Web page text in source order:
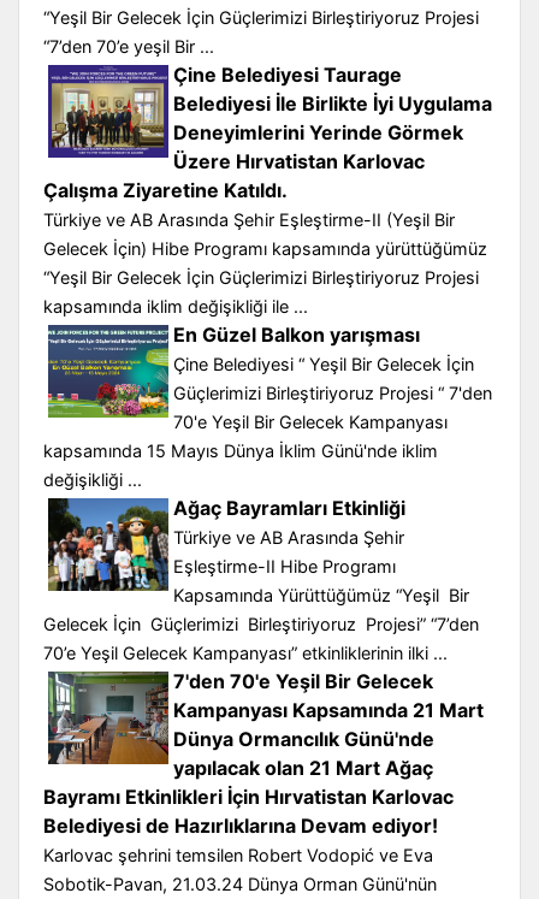
“Yeşil Bir Gelecek İçin Güçlerimizi Birleştiriyoruz Projesi
“7’den 70’e yeşil Bir ...
Çine Belediyesi Taurage
Belediyesi İle Birlikte İyi Uygulama
Deneyimlerini Yerinde Görmek
Üzere Hırvatistan Karlovac
Çalışma Ziyaretine Katıldı.
Türkiye ve AB Arasında Şehir Eşleştirme-II (Yeşil Bir
Gelecek İçin) Hibe Programı kapsamında yürüttüğümüz
“Yeşil Bir Gelecek İçin Güçlerimizi Birleştiriyoruz Projesi
kapsamında iklim değişikliği ile ...
En Güzel Balkon yarışması
Çine Belediyesi “ Yeşil Bir Gelecek İçin
Güçlerimizi Birleştiriyoruz Projesi “ 7'den
70'e Yeşil Bir Gelecek Kampanyası
kapsamında 15 Mayıs Dünya İklim Günü'nde iklim
değişikliği ...
Ağaç Bayramları Etkinliği
Türkiye ve AB Arasında Şehir
Eşleştirme-II Hibe Programı
Kapsamında Yürüttüğümüz “Yeşil Bir
Gelecek İçin Güçlerimizi Birleştiriyoruz Projesi” “7’den
70’e Yeşil Gelecek Kampanyası” etkinliklerinin ilki ...
7'den 70'e Yeşil Bir Gelecek
Kampanyası Kapsamında 21 Mart
Dünya Ormancılık Günü'nde
yapılacak olan 21 Mart Ağaç
Bayramı Etkinlikleri İçin Hırvatistan Karlovac
Belediyesi de Hazırlıklarına Devam ediyor!
Karlovac şehrini temsilen Robert Vodopić ve Eva
Sobotik-Pavan, 21.03.24 Dünya Orman Günü'nün